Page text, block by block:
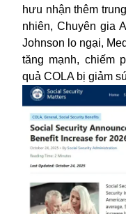
hưu nhận thêm
nhiên, Chuyên gia
Johnson lo ngại,
tăng mạnh, chiếm
quả COLA bị giảm